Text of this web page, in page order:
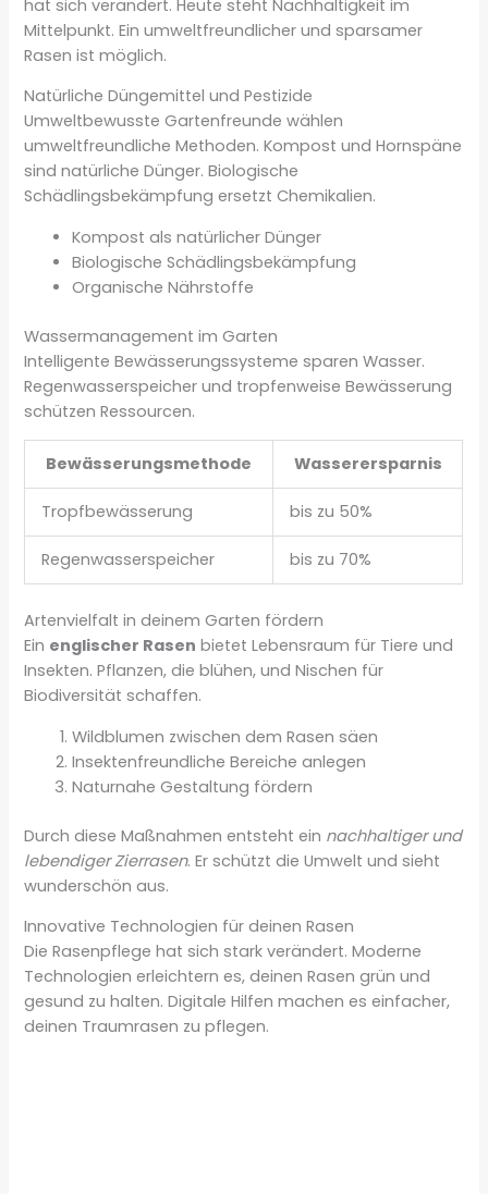
hat sich verändert. Heute steht Nachhaltigkeit im
Mittelpunkt. Ein umweltfreundlicher und sparsamer
Rasen ist möglich.
Natürliche Düngemittel und Pestizide
Umweltbewusste Gartenfreunde wählen
umweltfreundliche Methoden. Kompost und Hornspäne
sind natürliche Dünger. Biologische
Schädlingsbekämpfung ersetzt Chemikalien.
Kompost als natürlicher Dünger
Biologische Schädlingsbekämpfung
Organische Nährstoffe
Wassermanagement im Garten
Intelligente Bewässerungssysteme sparen Wasser.
Regenwasserspeicher und tropfenweise Bewässerung
schützen Ressourcen.
Bewässerungsmethode Wasserersparnis
Tropfbewässerung bis zu 50%
Regenwasserspeicher bis zu 70%
Artenvielfalt in deinem Garten fördern
Ein englischer Rasen bietet Lebensraum für Tiere und
Insekten. Pflanzen, die blühen, und Nischen für
Biodiversität schaffen.
Wildblumen zwischen dem Rasen säen
Insektenfreundliche Bereiche anlegen
Naturnahe Gestaltung fördern
Durch diese Maßnahmen entsteht ein nachhaltiger und
lebendiger Zierrasen. Er schützt die Umwelt und sieht
wunderschön aus.
Innovative Technologien für deinen Rasen
Die Rasenpflege hat sich stark verändert. Moderne
Technologien erleichtern es, deinen Rasen grün und
gesund zu halten. Digitale Hilfen machen es einfacher,
deinen Traumrasen zu pflegen.